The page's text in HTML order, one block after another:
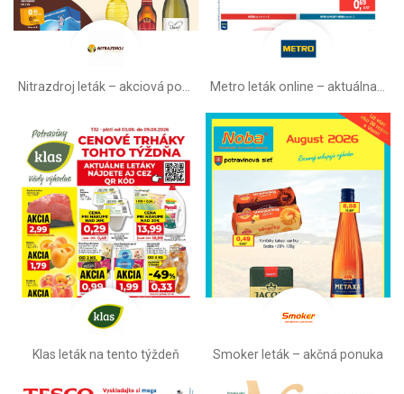
Nitrazdroj leták –⁠ akciová ponuka Metro leták online –⁠ aktuálna ponuka
Klas leták na tento týždeň Smoker leták – akčná ponuka